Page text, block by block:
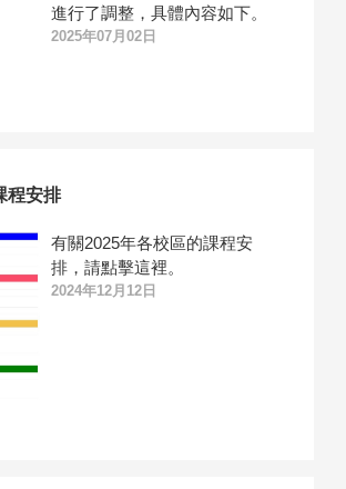
進行了調整，具體內容如下。
2025年07月02日
程安排
有關2025年各校區的課程安
排，請點擊這裡。
2024年12月12日